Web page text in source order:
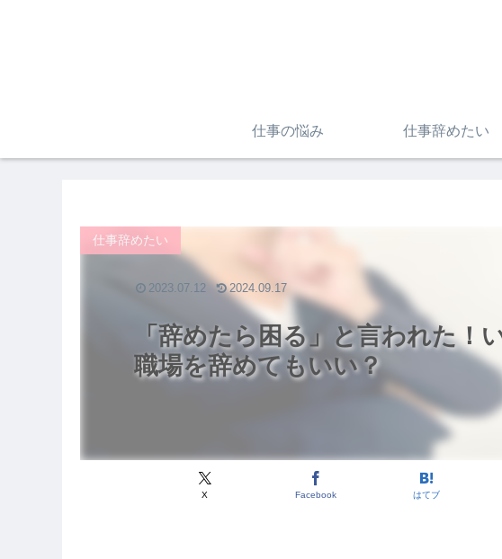
仕事の悩み 仕事辞めたい
「辞めたら困る」と言われた！
職場を辞めてもいい？
仕事辞めたい
X Facebook はてブ
2023.07.12 2024.09.17